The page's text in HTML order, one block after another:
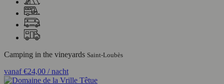
Camping in the vineyards Saint-Loubès
vanaf€24,00 / nacht